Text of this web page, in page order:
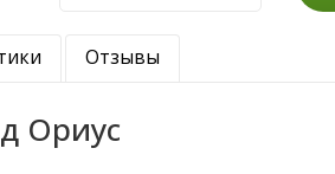
Отзывы
Ориус